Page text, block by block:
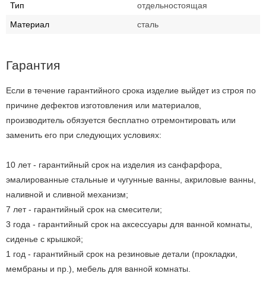
Тип
отдельностоящая
Материал
сталь
Гарантия
Если в течение гарантийного срока изделие выйдет из строя по
причине дефектов изготовления или материалов,
производитель обязуется бесплатно отремонтировать или
заменить его при следующих условиях:
10 лет - гарантийный срок на изделия из санфарфора,
эмалированные стальные и чугунные ванны, акриловые ванны,
наливной и сливной механизм;
7 лет - гарантийный срок на смесители;
3 года - гарантийный срок на аксессуары для ванной комнаты,
сиденье с крышкой;
1 год - гарантийный срок на резиновые детали (прокладки,
мембраны и пр.), мебель для ванной комнаты.